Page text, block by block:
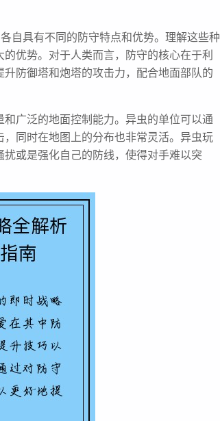
自具有不同的防守特点和优势。理解这些种
优势。对于人类而言，防守的核心在于利
防御塔和炮塔的攻击力，配合地面部队的
广泛的地面控制能力。异虫的单位可以通
同时在地图上的分布也非常灵活。异虫玩
或是强化自己的防线，使得对手难以突